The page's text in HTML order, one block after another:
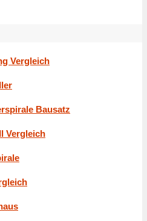
Vergleich
Bausatz
Vergleich